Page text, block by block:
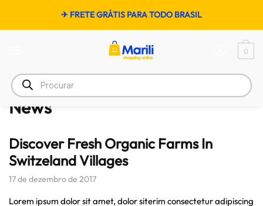
✈ FRETE GRÁTIS PARA TODO BRASIL
0
Início / News
News
Discover Fresh Organic Farms In
Switzeland Villages
17 de dezembro de 2017
Lorem ipsum dolor sit amet, dolor siterim consectetur adipiscing